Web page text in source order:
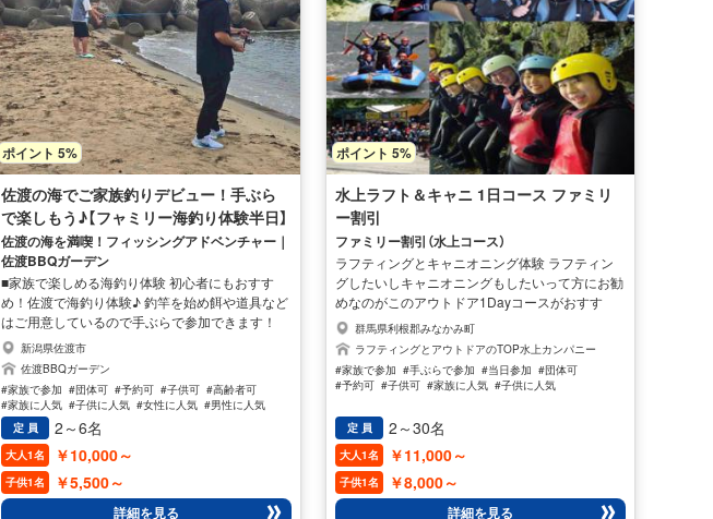
ポイント 5%
佐渡の海でご家族釣りデビュー！手ぶら
で楽しもう♪【フャミリー海釣り体験半日】
佐渡の海を満喫！フィッシングアドベンチャー｜
佐渡BBQガーデン
■家族で楽しめる海釣り体験 初心者にもおすす
め！佐渡で海釣り体験♪ 釣竿を始め餌や道具など
はご用意しているので手ぶらで参加できます！
川での釣りとは違う楽しさを味わえるのも楽しい
♪ 海の波で遊んだり、ツアー中に海中を覗いて、
魚をみて遊びながらのツアーは女性や家族に人気
です♪ 釣り場は近隣の浜辺、堤防となります。ま
たラフティングボート(大きなゴムボート)に乗っ
て浅瀬での船釣りもお楽しみいただけます♪ ツア
ーには専門の楽しいフィッシングガイドが1名同
乗するので安心です。 または泳げない方でもラ
イフジャケットを着用しますので安心してご参加
新潟県佐渡市
佐渡BBQガーデン
#家族で参加 #団体可 #予約可 #子供可 #高齢者可
#家族に人気 #子供に人気 #女性に人気 #男性に人気
定 員
2～6名
大人1名 ￥10,000～
子供1名 ￥5,500～
詳細を見る
ポイント 5%
水上ラフト＆キャニ 1日コース ファミリ
ー割引
ファミリー割引（水上コース）
ラフティングとキャニオニング体験 ラフティン
グしたいしキャニオニングもしたいって方にお勧
めなのがこのアウトドア1Dayコースがおすす
め！せっかくだから、どうせやるなら思いっきり
アウトドアを楽しみたい方におすすめなのがこの
パック、親切で楽しいガイドが同行するので安心
で楽しくツアーができちゃいます♪ 大人気のラフ
トプランでお得です。 さらに、お昼のランチと
無料のドリンクも付いていまーす♪ 子供さんから
参加できてしあも割引きなんて嬉しいツアーです
よ(^^♪ 当日全部アウトドア体験するか、当日と
翌日に半日づつ分けることもできます。 【開催期
群馬県利根郡みなかみ町
ラフティングとアウトドアのTOP水上カンパニー
#家族で参加 #手ぶらで参加 #当日参加 #団体可
#予約可 #子供可 #家族に人気 #子供に人気
定 員 2～30名
大人1名 ￥11,000～
子供1名 ￥8,000～
詳細を見る